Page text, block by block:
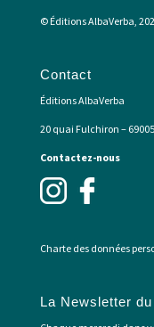
© Éditions AlbaVerba,
Contact
Éditions AlbaVerba
20 quai Fulchiron –
Contactez-nous
Charte des données
La Newsletter